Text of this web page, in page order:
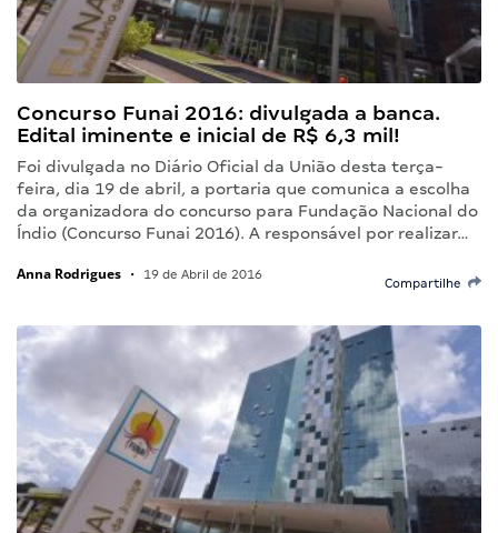
Concurso Funai 2016: divulgada a banca.
Edital iminente e inicial de R$ 6,3 mil!
Foi divulgada no Diário Oficial da União desta terça-
feira, dia 19 de abril, a portaria que comunica a escolha
da organizadora do concurso para Fundação Nacional do
Índio (Concurso Funai 2016). A responsável por realizar…
Anna Rodrigues • 19 de Abril de 2016
Compartilhe